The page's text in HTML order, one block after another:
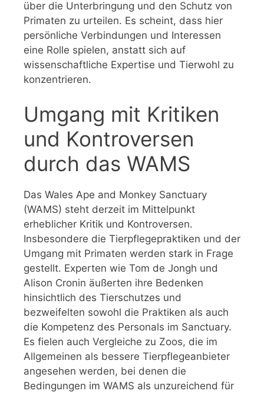
über die Unterbringung und den Schutz von
Primaten zu urteilen. Es scheint, dass hier
persönliche Verbindungen und Interessen
eine Rolle spielen, anstatt sich auf
wissenschaftliche Expertise und Tierwohl zu
konzentrieren.
Umgang mit Kritiken
und Kontroversen
durch das WAMS
Das Wales Ape and Monkey Sanctuary
(WAMS) steht derzeit im Mittelpunkt
erheblicher Kritik und Kontroversen.
Insbesondere die Tierpflegepraktiken und der
Umgang mit Primaten werden stark in Frage
gestellt. Experten wie Tom de Jongh und
Alison Cronin äußerten ihre Bedenken
hinsichtlich des Tierschutzes und
bezweifelten sowohl die Praktiken als auch
die Kompetenz des Personals im Sanctuary.
Es fielen auch Vergleiche zu Zoos, die im
Allgemeinen als bessere Tierpflegeanbieter
angesehen werden, bei denen die
Bedingungen im WAMS als unzureichend für